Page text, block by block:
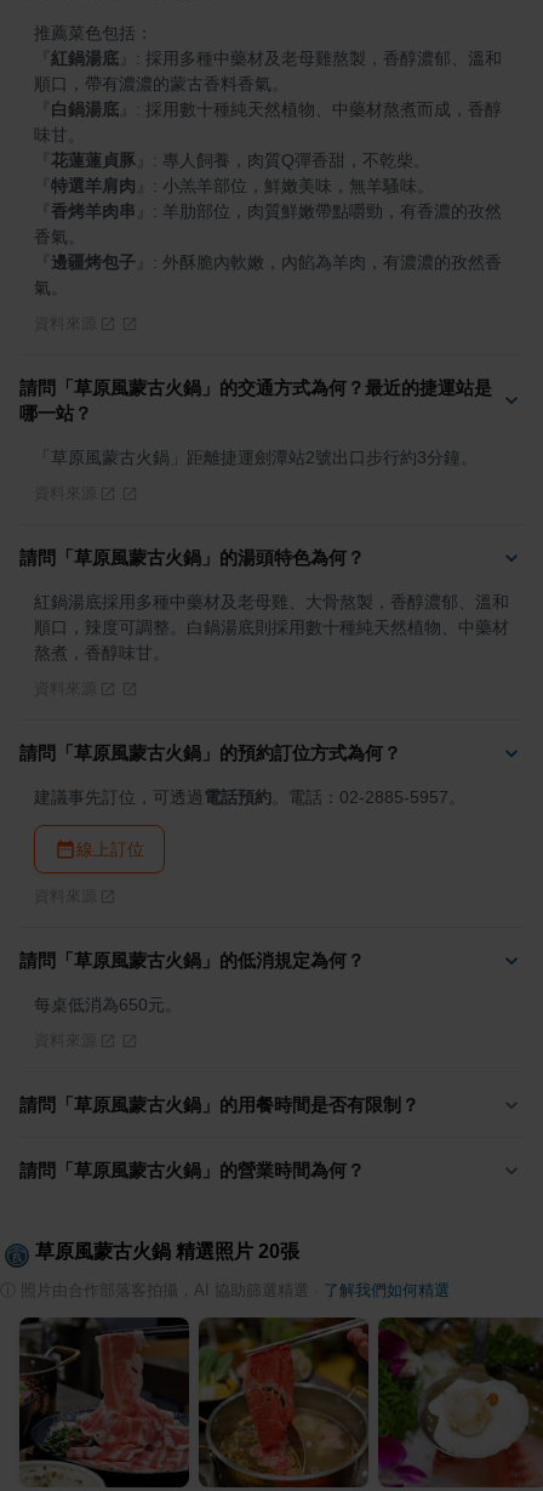
紅鍋湯底
: 採用多種中藥材及老母雞熬製，香醇濃郁、溫和
白鍋湯底
: 採用數十種純天然植物、中藥材熬煮而成，香醇
花蓮蓮貞豚
特選羊肩肉
香烤羊肉串
: 羊肋部位，肉質鮮嫩帶點嚼勁，有香濃的孜然
邊疆烤包子
: 外酥脆內軟嫩，內餡為羊肉，有濃濃的孜然香
氣。
請問「草原風蒙古火鍋」的交通方式為何？最近的捷運站是
哪一站？
「草原風蒙古火鍋」距離捷運劍潭站2號出口步行約3分鐘。
請問「草原風蒙古火鍋」的湯頭特色為何？
紅鍋湯底採用多種中藥材及老母雞、大骨熬製，香醇濃郁、溫和
順口，辣度可調整。白鍋湯底則採用數十種純天然植物、中藥材
熬煮，香醇味甘。
請問「草原風蒙古火鍋」的預約訂位方式為何？
建議事先訂位，可透過電話預約 。電話：02-2885-5957。
線上訂位
請問「草原風蒙古火鍋」的低消規定為何？
每桌低消為650元。
請問「草原風蒙古火鍋」的用餐時間是否有限制？
請問「草原風蒙古火鍋」的營業時間為何？
草原風蒙古火鍋 精選照片 20張
照片由合作部落客拍攝，AI 協助篩選精選 了解我們如何精選